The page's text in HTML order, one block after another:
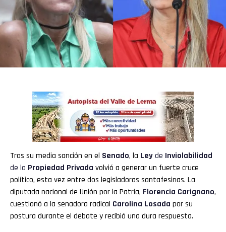
Tras su media sanción en el Senado, la Leyde Inviolabilidad
de la Propiedad Privada volvió a generar un fuerte cruce
político, esta vez entre dos legisladoras santafesinas. La
diputada nacional de Unión por la Patria, Florencia Carignano,
cuestionó a la senadora radical Carolina Losada por su
postura durante el debate y recibió una dura respuesta.